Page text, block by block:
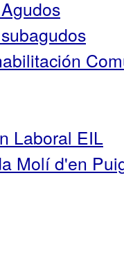
Laboral EIL
Molí d'en